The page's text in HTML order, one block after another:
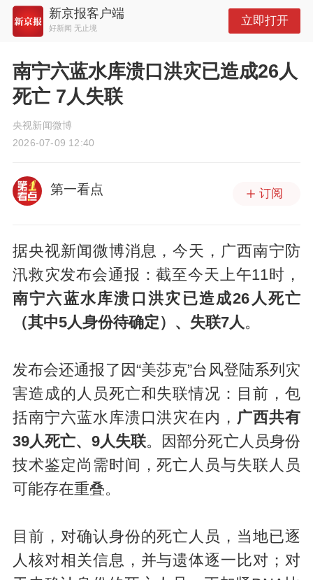
新京报客户端
好新闻 无止境
立即打开
南宁六蓝水库溃口洪灾已造成26人
死亡 7人失联
央视新闻微博
2026-07-09 12:40
第一看点 订阅
据央视新闻微博消息，今天，广西南宁防
汛救灾发布会通报：截至今天上午11时，
南宁六蓝水库溃口洪灾已造成26人死亡
（其中5人身份待确定）、失联7人 。
发布会还通报了因“美莎克”台风登陆系列灾
害造成的人员死亡和失联情况：目前，包
括南宁六蓝水库溃口洪灾在内， 广西共有
39人死亡、9人失联。因部分死亡人员身份
技术鉴定尚需时间，死亡人员与失联人员
可能存在重叠。
目前，对确认身份的死亡人员，当地已逐
人核对相关信息，并与遗体逐一比对；对